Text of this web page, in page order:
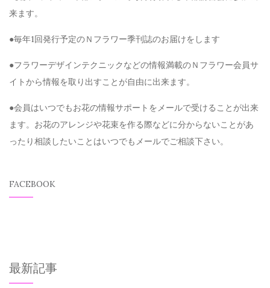
来ます。
●毎年1回発行予定のＮフラワー季刊誌のお届けをします
●フラワーデザインテクニックなどの情報満載のＮフラワー会員サ
イトから情報を取り出すことが自由に出来ます。
●会員はいつでもお花の情報サポートをメールで受けることが出来
ます。お花のアレンジや花束を作る際などに分からないことがあ
ったり相談したいことはいつでもメールでご相談下さい。
FACEBOOK
最新記事